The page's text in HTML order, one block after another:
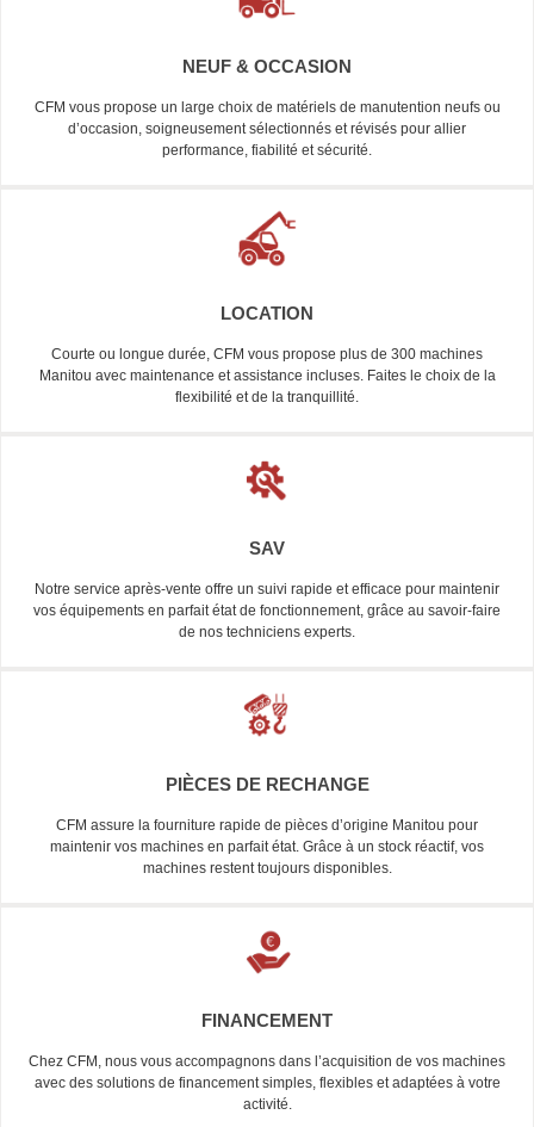
NEUF & OCCASION
CFM vous propose un large choix de matériels de manutention neufs ou
d’occasion, soigneusement sélectionnés et révisés pour allier
performance, fiabilité et sécurité.
LOCATION
Courte ou longue durée, CFM vous propose plus de 300 machines
Manitou avec maintenance et assistance incluses. Faites le choix de la
flexibilité et de la tranquillité.
SAV
Notre service après-vente offre un suivi rapide et efficace pour maintenir
vos équipements en parfait état de fonctionnement, grâce au savoir-faire
de nos techniciens experts.
PIÈCES DE RECHANGE
CFM assure la fourniture rapide de pièces d’origine Manitou pour
maintenir vos machines en parfait état. Grâce à un stock réactif, vos
machines restent toujours disponibles.
FINANCEMENT
Chez CFM, nous vous accompagnons dans l’acquisition de vos machines
avec des solutions de financement simples, flexibles et adaptées à votre
activité.